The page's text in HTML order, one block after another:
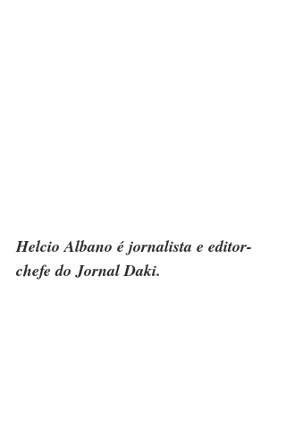
Helcio Albano é jornalista e editor-
chefe do Jornal Daki.